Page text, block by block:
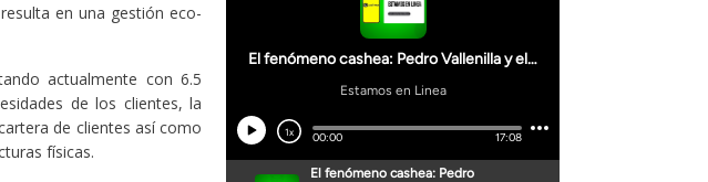
en una gestión eco-
actualmente con 6.5
de los clientes, la
de clientes así como
físicas.